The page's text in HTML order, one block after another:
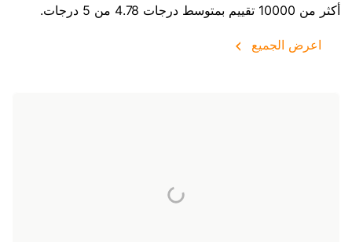
أكثر من 10000 تقييم بمتوسط درجات 4.78 من 5 درجات.
اعرض الجميع